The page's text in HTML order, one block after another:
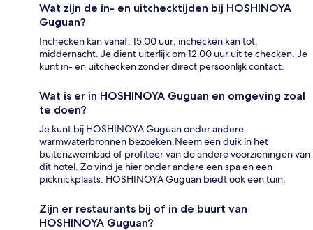
Wat zijn de in- en uitchecktijden bij HOSHINOYA
Guguan?
Inchecken kan vanaf: 15.00 uur; inchecken kan tot:
middernacht. Je dient uiterlijk om 12.00 uur uit te checken. Je
kunt in- en uitchecken zonder direct persoonlijk contact.
Wat is er in HOSHINOYA Guguan en omgeving zoal
te doen?
Je kunt bij HOSHINOYA Guguan onder andere
warmwaterbronnen bezoeken.Neem een duik in het
buitenzwembad of profiteer van de andere voorzieningen van
dit hotel. Zo vind je hier onder andere een spa en een
picknickplaats. HOSHINOYA Guguan biedt ook een tuin.
Zijn er restaurants bij of in de buurt van
HOSHINOYA Guguan?